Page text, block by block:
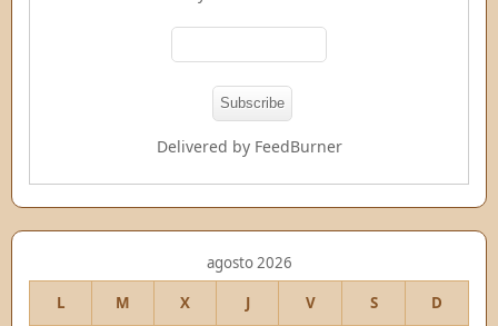
Delivered by FeedBurner
agosto 2026
L
M X J V S D